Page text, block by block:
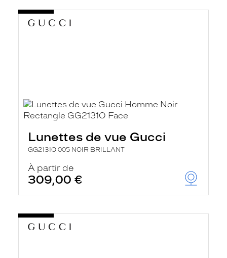
Lunettes de vue Gucci
GG2131O 005 NOIR BRILLANT
À partir de
309,00 €